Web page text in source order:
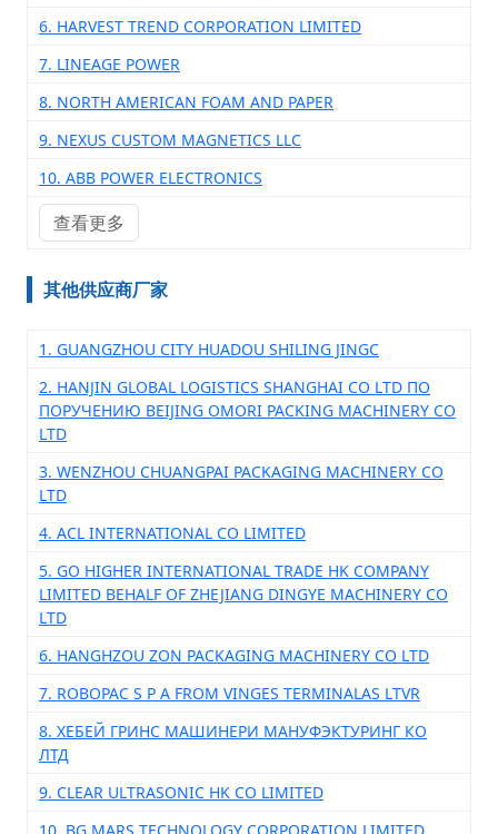
6. HARVEST TREND CORPORATION LIMITED
7. LINEAGE POWER
8. NORTH AMERICAN FOAM AND PAPER
9. NEXUS CUSTOM MAGNETICS LLC
10. ABB POWER ELECTRONICS
查看更多
其他供应商厂家
1. GUANGZHOU CITY HUADOU SHILING JINGC
2. HANJIN GLOBAL LOGISTICS SHANGHAI CO LTD ПО
ПОРУЧЕНИЮ BEIJING OMORI PACKING MACHINERY CO
LTD
3. WENZHOU CHUANGPAI PACKAGING MACHINERY CO
LTD
4. ACL INTERNATIONAL CO LIMITED
5. GO HIGHER INTERNATIONAL TRADE HK COMPANY
LIMITED BEHALF OF ZHEJIANG DINGYE MACHINERY CO
LTD
6. HANGHZOU ZON PACKAGING MACHINERY CO LTD
7. ROBOPAC S P A FROM VINGES TERMINALAS LTVR
8. ХЕБЕЙ ГРИНС МАШИНЕРИ МАНУФЭКТУРИНГ КО
ЛТД
9. CLEAR ULTRASONIC HK CO LIMITED